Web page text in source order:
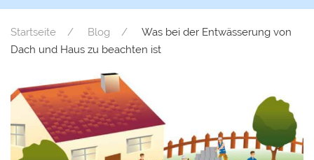
Startseite Blog
Was bei der Entwässerung von
Dach und Haus zu beachten ist